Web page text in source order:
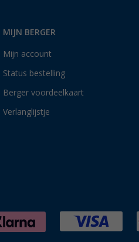
MIJN BERGER
Mijn account
Status bestelling
Berger voordeelkaart
Verlanglijstje